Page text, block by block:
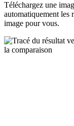
Téléchargez une
automatiquement les
image pour vous.